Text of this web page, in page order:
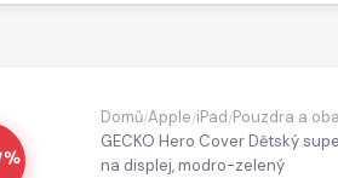
Domů/Apple/iPad/Pouzdra a
GECKO Hero Cover Dětský
na displej, modro-zelený